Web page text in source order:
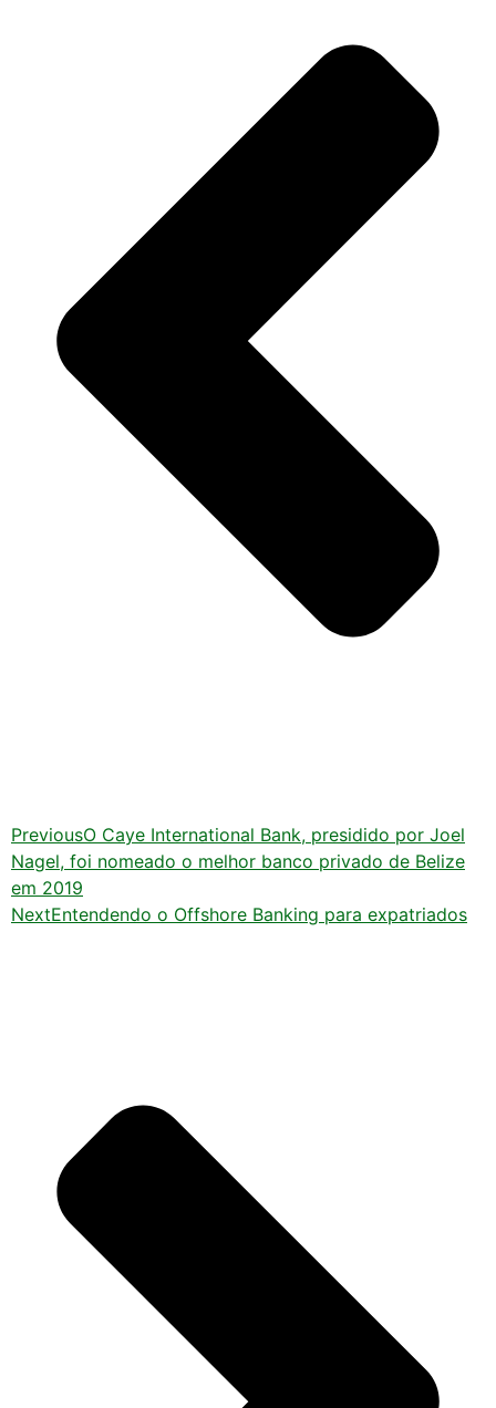
PreviousO Caye International Bank, presidido por Joel
Nagel, foi nomeado o melhor banco privado de Belize
em 2019
NextEntendendo o Offshore Banking para expatriados